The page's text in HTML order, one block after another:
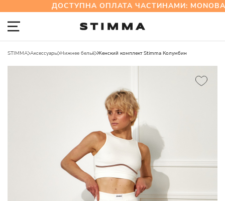
ДОСТУПНА ОПЛАТА ЧАСТИНАМИ:
STIMMA Аксессуары Нижнее бельё Женский комплект Stimma Колумбин